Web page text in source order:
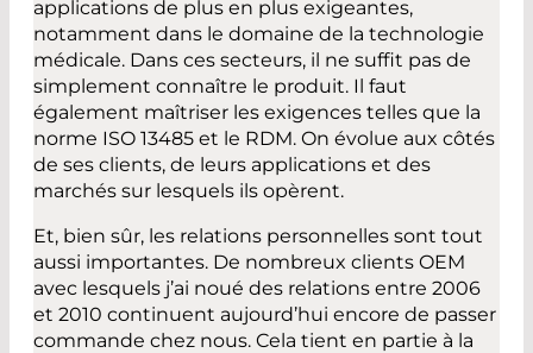
applications de plus en plus exigeantes,
notamment dans le domaine de la technologie
médicale. Dans ces secteurs, il ne suffit pas de
simplement connaître le produit. Il faut
également maîtriser les exigences telles que la
norme ISO 13485 et le RDM. On évolue aux côtés
de ses clients, de leurs applications et des
marchés sur lesquels ils opèrent.
Et, bien sûr, les relations personnelles sont tout
aussi importantes. De nombreux clients OEM
avec lesquels j’ai noué des relations entre 2006
et 2010 continuent aujourd’hui encore de passer
commande chez nous. Cela tient en partie à la